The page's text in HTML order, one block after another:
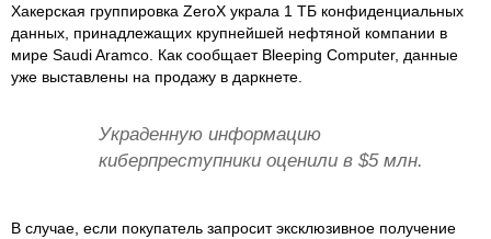
Хакерская группировка ZeroX украла 1 ТБ конфиденциальных
данных, принадлежащих крупнейшей нефтяной компании в
мире Saudi Aramco. Как сообщает Bleeping Computer, данные
уже выставлены на продажу в даркнете.
Украденную информацию
киберпреступники оценили в $5 млн.
В случае, если покупатель запросит эксклюзивное получение